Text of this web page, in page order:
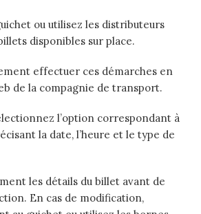
ou utilisez les distributeurs
disponibles sur place.
effectuer ces démarches en
de la compagnie de transport.
l’option correspondant à
la date, l’heure et le type de
les détails du billet avant de
En cas de modification,